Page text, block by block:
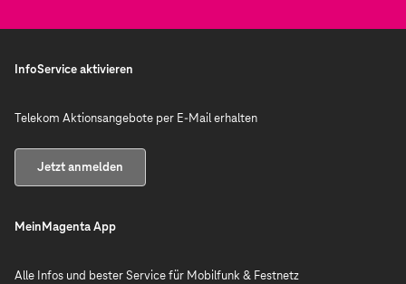
InfoService aktivieren
Telekom Aktionsangebote per E-Mail erhalten
Jetzt anmelden
MeinMagenta App
Alle Infos und bester Service für Mobilfunk & Festnetz